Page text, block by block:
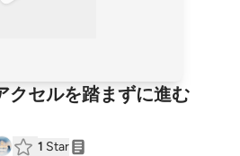
クセルを踏まずに進む
1 Star